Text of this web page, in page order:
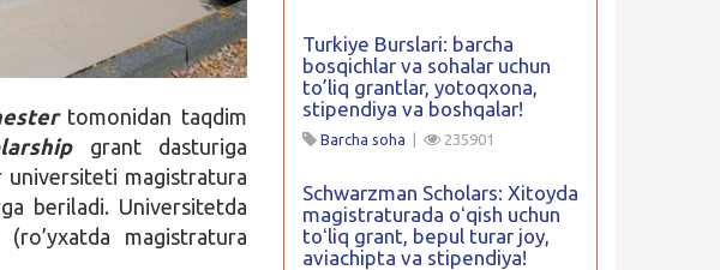
tomonidan taqdim
grant dasturiga
universiteti magistratura
beriladi. Universitetda
magistratura
Turkiye Burslari: barcha
bosqichlar va sohalar uchun
to’liq grantlar, yotoqxona,
stipendiya va boshqalar!
Barcha soha 235901
Schwarzman Scholars: Xitoyda
magistraturada oʻqish uchun
toʻliq grant, bepul turar joy,
aviachipta va stipendiya!